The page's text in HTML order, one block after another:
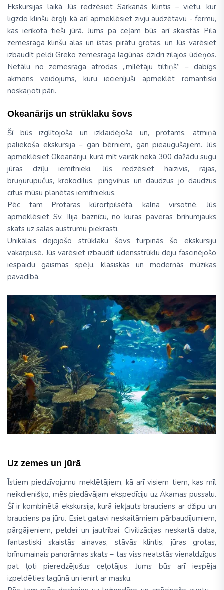
Ekskursijas laikā Jūs redzēsiet Sarkanās klintis – vietu, kur
ligzdo klinšu ērgļi, kā arī apmeklēsiet zivju audzētavu - fermu,
kas ierīkota tieši jūrā. Jums pa ceļam būs arī skaistās Pila
zemesraga klinšu alas un īstas pirātu grotas, un Jūs varēsiet
izbaudīt peldi Greko zemesraga lagūnas dzidri zilajos ūdeņos.
Netālu no zemesraga atrodas „mīlētāju tiltiņš” – dabīgs
akmens veidojums, kuru iecienījuši apmeklēt romantiski
noskaņoti pāri.
Okeanārijs un strūklaku šovs
Šī būs izglītojoša un izklaidējoša un, protams, atmiņā
paliekoša ekskursija – gan bērniem, gan pieaugušajiem. Jūs
apmeklēsiet Okeanāriju, kurā mīt vairāk nekā 300 dažādu sugu
jūras dzīļu iemītnieki. Jūs redzēsiet haizivis, rajas,
bruņurupučus, krokodilus, pingvīnus un daudzus jo daudzus
citus mūsu planētas iemītniekus.
Pēc tam Protaras kūrortpilsētā, kalna virsotnē, Jūs
apmeklēsiet Sv. Ilija baznīcu, no kuras paveras brīnumjauks
skats uz salas austrumu piekrasti.
Unikālais dejojošo strūklaku šovs turpinās šo ekskursiju
vakarpusē. Jūs varēsiet izbaudīt ūdensstrūklu deju fascinējošo
iespaidu gaismas spēļu, klasiskās un modernās mūzikas
pavadībā.
Uz zemes un jūrā
Īstiem piedzīvojumu meklētājiem, kā arī visiem tiem, kas mīl
neikdienišķo, mēs piedāvājam ekspedīciju uz Akamas pussalu.
Šī ir kombinētā ekskursija, kurā iekļauts brauciens ar džipu un
brauciens pa jūru. Esiet gatavi neskaitāmiem pārbaudījumiem,
pārgājieniem, peldei un jautrībai. Civilizācijas neskartā daba,
fantastiski skaistās ainavas, stāvās klintis, jūras grotas,
brīnumainais panorāmas skats – tas viss neatstās vienaldzīgus
pat ļoti pieredzējušus ceļotājus. Jums būs arī iespēja
izpeldēties lagūnā un ienirt ar masku.